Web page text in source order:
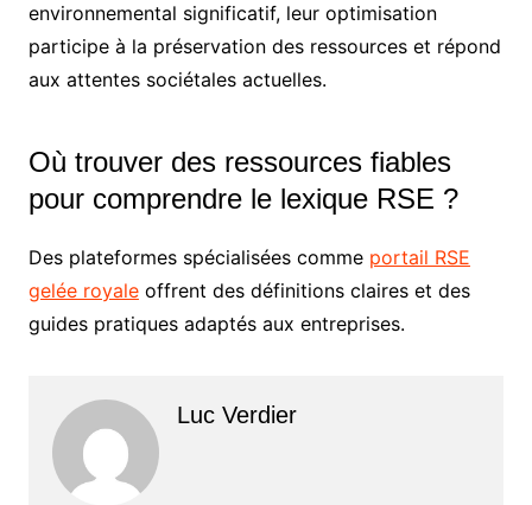
environnemental significatif, leur optimisation
participe à la préservation des ressources et répond
aux attentes sociétales actuelles.
Où trouver des ressources fiables
pour comprendre le lexique RSE ?
Des plateformes spécialisées comme portail RSE
gelée royaleoffrent des définitions claires et des
guides pratiques adaptés aux entreprises.
Luc Verdier